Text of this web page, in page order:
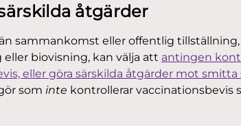
åtgärder
sammankomst eller offentlig
biovisning, kan välja att antingen
eller göra särskilda åtgärder mot smitta
som inte kontrollerar vaccinationsbevis